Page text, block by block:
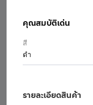
คุณสมบัติเด่น
สี
ดำ
รายละเอียดสินค้า